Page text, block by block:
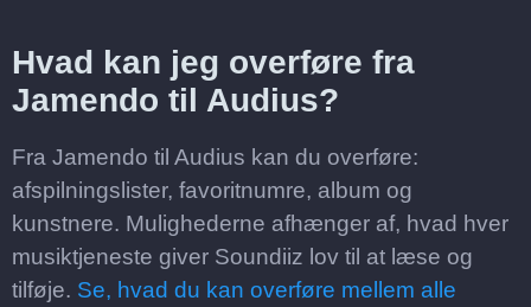
Hvad kan jeg overføre fra
Jamendo til Audius?
Fra Jamendo til Audius kan du overføre:
afspilningslister, favoritnumre, album og
kunstnere. Mulighederne afhænger af, hvad hver
musiktjeneste giver Soundiiz lov til at læse og
tilføje. Se, hvad du kan overføre mellem alle